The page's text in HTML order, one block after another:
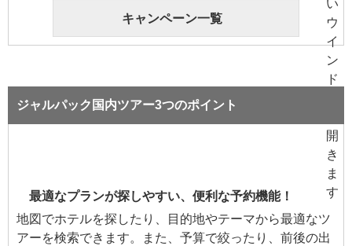
キャンペーン一覧
ジャルパック国内ツアー3つのポイント
最適なプランが探しやすい、便利な予約機能！
地図でホテルを探したり、目的地やテーマから最適なツ
アーを検索できます。また、予算で絞ったり、前後の出